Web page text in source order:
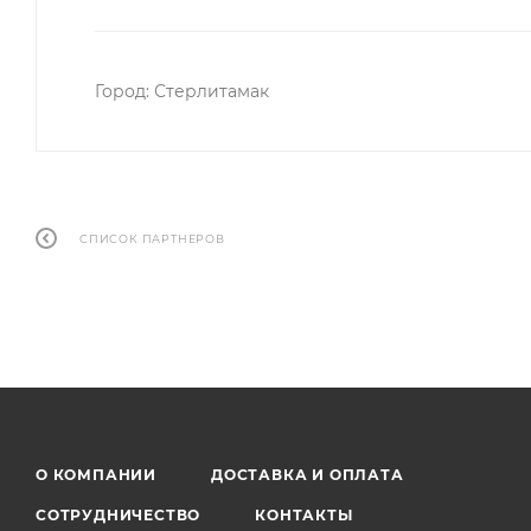
Город: Стерлитамак
СПИСОК ПАРТНЕРОВ
О КОМПАНИИ ДОСТАВКА И ОПЛАТА
СОТРУДНИЧЕСТВО КОНТАКТЫ